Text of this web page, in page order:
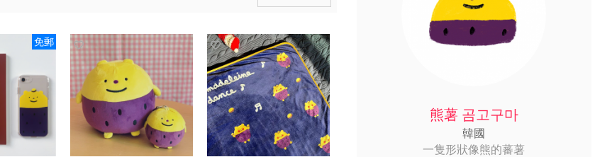
免郵
熊薯 곰고구마
韓國
一隻形狀像熊的蕃薯